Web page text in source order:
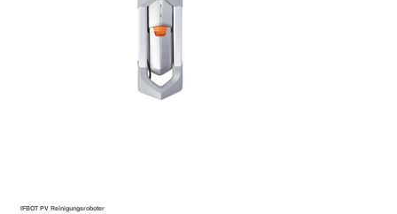
IFBOT PV Reinigungsroboter